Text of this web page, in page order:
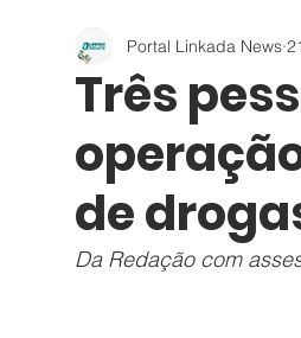
Policial Bocaiúva do Sul
Três
de
Portal Linkada News
Da Redação com